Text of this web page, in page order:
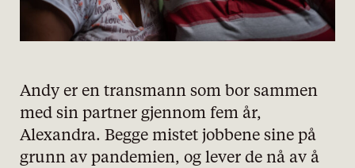
Andy er en transmann som bor sammen
med sin partner gjennom fem år,
Alexandra. Begge mistet jobbene sine på
grunn av pandemien, og lever de nå av å